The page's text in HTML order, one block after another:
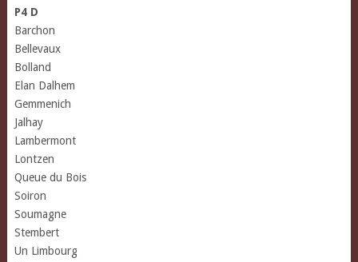
P4 D
Barchon
Bellevaux
Bolland
Elan Dalhem
Gemmenich
Jalhay
Lambermont
Lontzen
Queue du Bois
Soiron
Soumagne
Stembert
Un Limbourg